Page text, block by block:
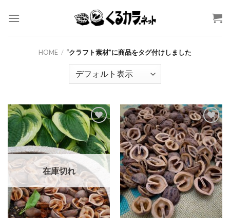
HOME / “クラフト素材”に商品をタグ付けしました
お気
に入
りに
追加
在庫切れ
お気
に入
りに
追加